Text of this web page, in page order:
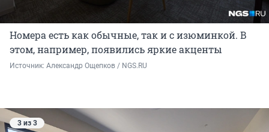
Номера есть как обычные, так и с изюминкой. В
этом, например, появились яркие акценты
Источник: Александр Ощепков / NGS.RU
3 из 3